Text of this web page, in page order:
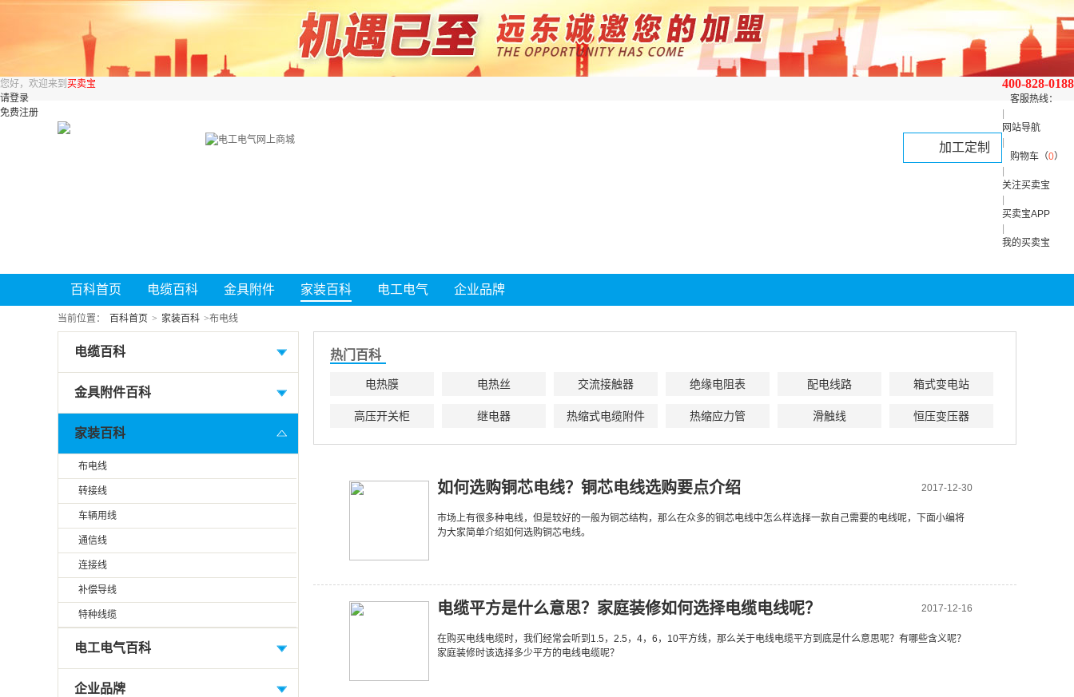
400-828-0188
客服热线：
网站导航
购物车（0）
关注买卖宝
买卖宝APP
我的买卖宝
您好，欢迎来到 买卖宝
请登录
免费注册
加工定制
百科首页 电缆百科 金具附件 家装百科 电工电气 企业品牌
当前位置： 百科首页 > 家装百科 >布电线
电缆百科
金具附件百科
家装百科
布电线
转接线
车辆用线
通信线
连接线
补偿导线
特种线缆
电工电气百科
企业品牌
热门百科
电热膜 电热丝 交流接触器 绝缘电阻表 配电线路 箱式变电站
高压开关柜 继电器 热缩式电缆附件 热缩应力管 滑触线 恒压变压器
如何选购铜芯电线？铜芯电线选购要点介绍 2017-12-30
市场上有很多种电线，但是较好的一般为铜芯结构，那么在众多的铜芯电线中怎么样选择一款自己需要的电线呢，下面小编将
为大家简单介绍如何选购铜芯电线。
电缆平方是什么意思？家庭装修如何选择电缆电线呢？ 2017-12-16
在购买电线电缆时，我们经常会听到1.5，2.5，4，6，10平方线，那么关于电线电缆平方到底是什么意思呢？有哪些含义呢？
家庭装修时该选择多少平方的电线电缆呢？